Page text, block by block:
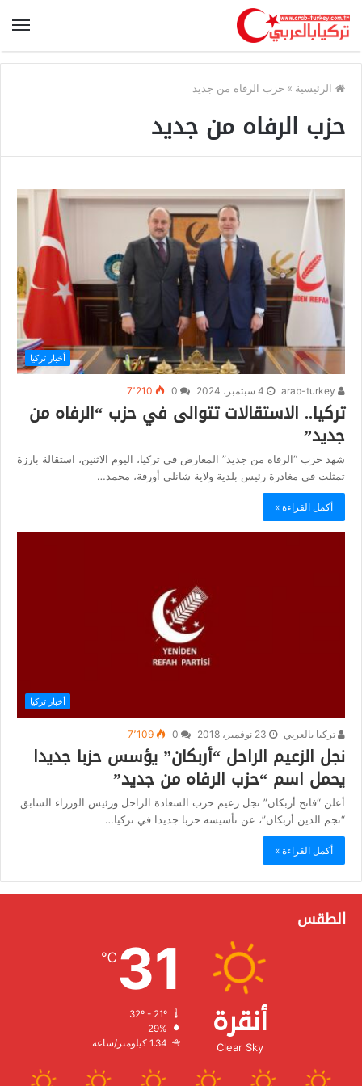
الرئيسية » حزب الرفاه من جديد
حزب الرفاه من جديد
أخبار تركيا
4 سبتمبر، 2024 7٬210
تركيا.. الاستقالات تتوالى في حزب “الرفاه من
جديد”
شهد حزب “الرفاه من جديد” المعارض في تركيا، اليوم الاثنين، استقالة بارزة
تمثلت في مغادرة رئيس بلدية ولاية شانلي أورفة، محمد…
أكمل القراءة »
أخبار تركيا
تركيا بالعربي 23 نوفمبر، 2018 7٬109
نجل الزعيم الراحل “أربكان” يؤسس حزبا جديدا
يحمل اسم “حزب الرفاه من جديد”
أعلن “فاتح أربكان” نجل زعيم حزب السعادة الراحل ورئيس الوزراء السابق
“نجم الدين أربكان”، عن تأسيسه حزبا جديدا في تركيا…
أكمل القراءة »
الطقس
أنقرة
Clear Sky
31
℃
الرطوبة:
الرياح: